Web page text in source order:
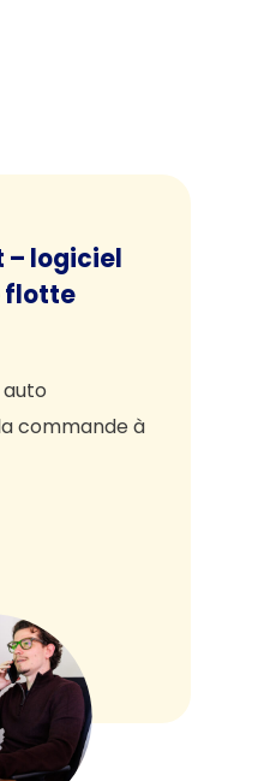
– logiciel
flotte
commande à